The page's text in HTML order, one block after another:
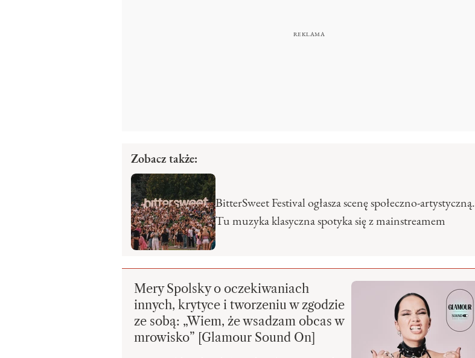
Zobacz także:
BitterSweet Festival ogłasza scenę społeczno-artystyczną.
Tu muzyka klasyczna spotyka się z mainstreamem
Mery Spolsky o oczekiwaniach
innych, krytyce i tworzeniu w zgodzie
ze sobą: „Wiem, że wsadzam obcas w
mrowisko” [Glamour Sound On]